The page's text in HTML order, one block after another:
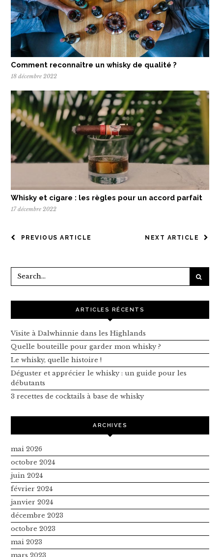
Comment reconnaître un whisky de qualité ?
18 décembre 2022
Whisky et cigare : les règles pour un accord parfait
17 décembre 2022
NAVIGATION
L’ARTICLE
NEXT ARTICLE
PREVIOUS ARTICLE
ARTICLES RÉCENTS
Visite à Dalwhinnie dans les Highlands
Quelle bouteille pour garder mon whisky ?
Le whisky, quelle histoire !
Déguster et apprécier le whisky : un guide pour les
débutants
3 recettes de cocktails à base de whisky
ARCHIVES
mai 2026
octobre 2024
juin 2024
février 2024
janvier 2024
décembre 2023
octobre 2023
mai 2023